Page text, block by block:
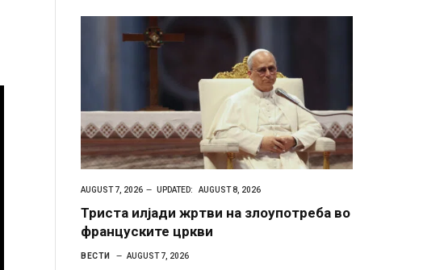
AUGUST 7, 2026 UPDATED: AUGUST 8, 2026
Триста илјади жртви на злоупотреба во
француските цркви
ВЕСТИ AUGUST 7, 2026